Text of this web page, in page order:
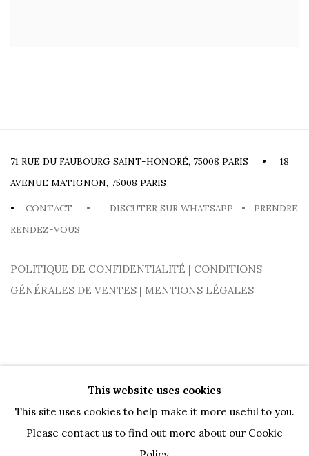
71 RUE DU FAUBOURG SAINT-HONORÉ, 75008 PARIS • 18
AVENUE MATIGNON, 75008 PARIS
• CONTACT • DISCUTER SUR WHATSAPP •
PRENDRE
RENDEZ-VOUS
POLITIQUE DE CONFIDENTIALITÉ | CONDITIONS
GÉNÉRALES DE VENTES | MENTIONS LÉGALES
PRIVACY POLICY COOKIE POLICY MANAGE COOKIES
This website uses cookies
This site uses cookies to help make it more useful to you.
Please contact us to find out more about our Cookie